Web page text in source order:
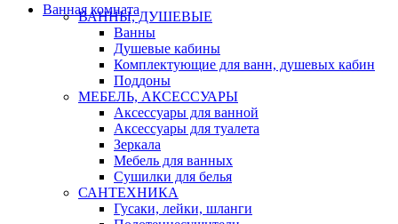
Ванная комната
ВАННЫ, ДУШЕВЫЕ
Ванны
Душевые кабины
Комплектующие для ванн, душевых кабин
Поддоны
МЕБЕЛЬ, АКСЕССУАРЫ
Аксессуары для ванной
Аксессуары для туалета
Зеркала
Мебель для ванных
Сушилки для белья
САНТЕХНИКА
Гусаки, лейки, шланги